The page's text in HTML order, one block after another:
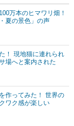
万本のヒマワリ畑！
夏の景色」の声
！ 現地猫に連れられ
場へと案内された
作ってみた！ 世界の
ワク感が楽しい